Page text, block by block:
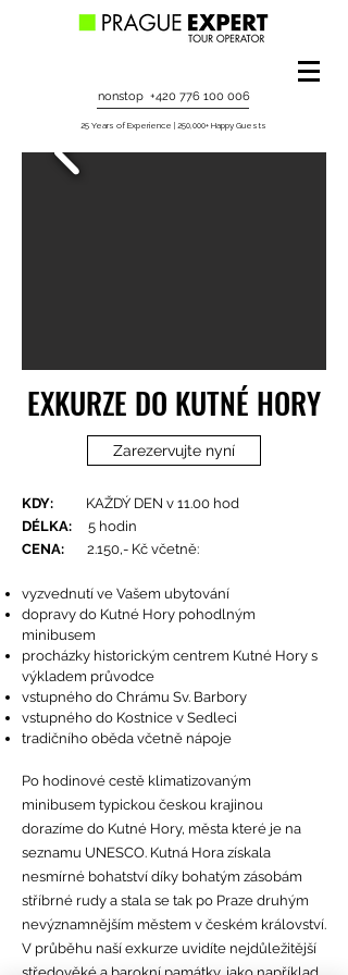
nonstop +420 776 100 006
25 Years of Experience | 250,000+ Happy Guests
EXKURZE DO KUTNÉ HORY
Zarezervujte nyní
KDY: KAŽDÝ DEN v 11.00 hod
DÉLKA: 5 hodin
CENA: 2.150,- Kč včetně:
vyzvednutí ve Vašem ubytování
dopravy do Kutné Hory pohodlným
minibusem
procházky historickým centrem Kutné Hory s
výkladem průvodce
vstupného do Chrámu Sv. Barbory
vstupného do Kostnice v Sedleci
tradičního oběda včetně nápoje
Po hodinové cestě klimatizovaným
minibusem typickou českou krajinou
dorazíme do Kutné Hory, města které je na
seznamu UNESCO. Kutná Hora získala
nesmírné bohatství díky bohatým zásobám
stříbrné rudy a stala se tak po Praze druhým
nevýznamnějším městem v českém království.
V průběhu naší exkurze uvidíte nejdůležitější